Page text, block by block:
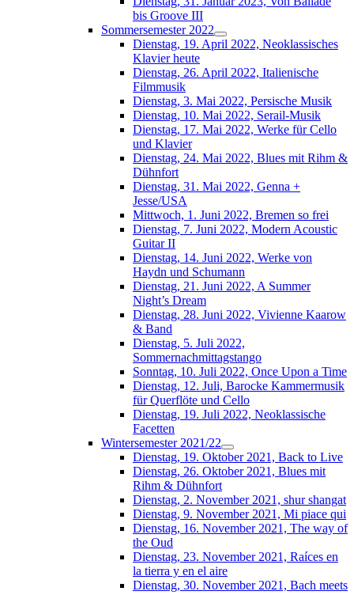
bis Groove III
Sommersemester 2022
Dienstag, 19. April 2022, Neoklassisches
Klavier heute
Dienstag, 26. April 2022, Italienische
Filmmusik
Dienstag, 3. Mai 2022, Persische Musik
Dienstag, 10. Mai 2022, Serail-Musik
Dienstag, 17. Mai 2022, Werke für Cello
und Klavier
Dienstag, 24. Mai 2022, Blues mit Rihm &
Dühnfort
Dienstag, 31. Mai 2022, Genna +
Jesse/USA
Mittwoch, 1. Juni 2022, Bremen so frei
Dienstag, 7. Juni 2022, Modern Acoustic
Guitar II
Dienstag, 14. Juni 2022, Werke von
Haydn und Schumann
Dienstag, 21. Juni 2022, A Summer
Night’s Dream
Dienstag, 28. Juni 2022, Vivienne Kaarow
& Band
Dienstag, 5. Juli 2022,
Sommernachmittagstango
Sonntag, 10. Juli 2022, Once Upon a Time
Dienstag, 12. Juli, Barocke Kammermusik
für Querflöte und Cello
Dienstag, 19. Juli 2022, Neoklassische
Facetten
Wintersemester 2021/22
Dienstag, 19. Oktober 2021, Back to Live
Dienstag, 26. Oktober 2021, Blues mit
Rihm & Dühnfort
Dienstag, 2. November 2021, shur shangat
Dienstag, 9. November 2021, Mi piace qui
Dienstag, 16. November 2021, The way of
the Oud
Dienstag, 23. November 2021, Raíces en
la tierra y en el aire
Dienstag, 30. November 2021, Bach meets